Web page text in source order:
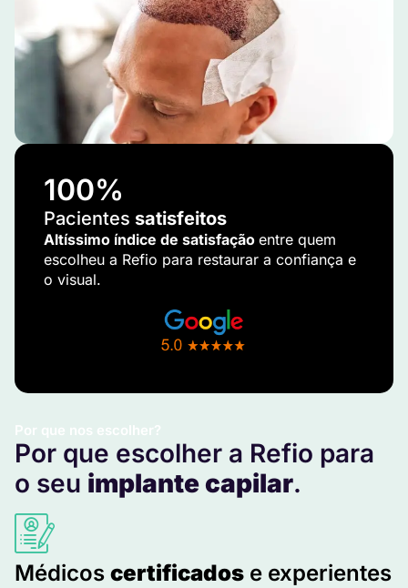
Por que nos escolher?
Por que escolher a Refio para
o seu implante capilar.
Médicos certificados e experientes
100%
Pacientes satisfeitos
Altíssimo índice de satisfação entre quem
escolheu a Refio para restaurar a confiança e
o visual.